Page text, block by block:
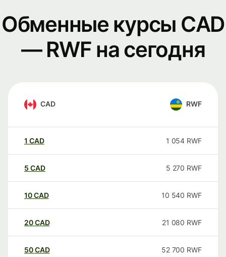
Обменные курсы CAD
— RWF на сегодня
CAD RWF
1 CAD 1 054 RWF
5 CAD 5 270 RWF
10CAD 10 540 RWF
20CAD 21 080 RWF
50CAD 52 700 RWF